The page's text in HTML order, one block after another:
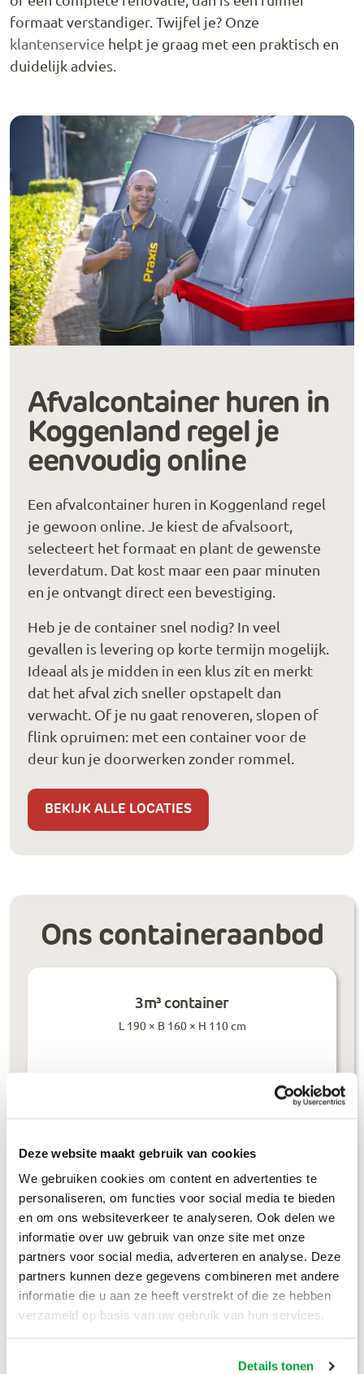
Deze website maakt gebruik van cookies
We gebruiken cookies om content en advertenties te
personaliseren, om functies voor social media te bieden
en om ons websiteverkeer te analyseren. Ook delen we
informatie over uw gebruik van onze site met onze
partners voor social media, adverteren en analyse. Deze
partners kunnen deze gegevens combineren met andere
informatie die u aan ze heeft verstrekt of die ze hebben
verzameld op basis van uw gebruik van hun services.
Details tonen
formaat verstandiger. Twijfel je? Onze
klantenservice helpt je graag met een praktisch en
duidelijk advies.
Afvalcontainer huren in
Koggenland regel je
eenvoudig online
Een afvalcontainer huren in Koggenland regel
je gewoon online. Je kiest de afvalsoort,
selecteert het formaat en plant de gewenste
leverdatum. Dat kost maar een paar minuten
en je ontvangt direct een bevestiging.
Heb je de container snel nodig? In veel
gevallen is levering op korte termijn mogelijk.
Ideaal als je midden in een klus zit en merkt
dat het afval zich sneller opstapelt dan
verwacht. Of je nu gaat renoveren, slopen of
flink opruimen: met een container voor de
deur kun je doorwerken zonder rommel.
BEKIJK ALLE LOCATIES
Ons containeraanbod
3m³ container
L 190 × B 160 × H 110 cm
Prijzen inclusief btw
Bouwafval €304,-
Puinafval €179,-
Houtafval €199,-